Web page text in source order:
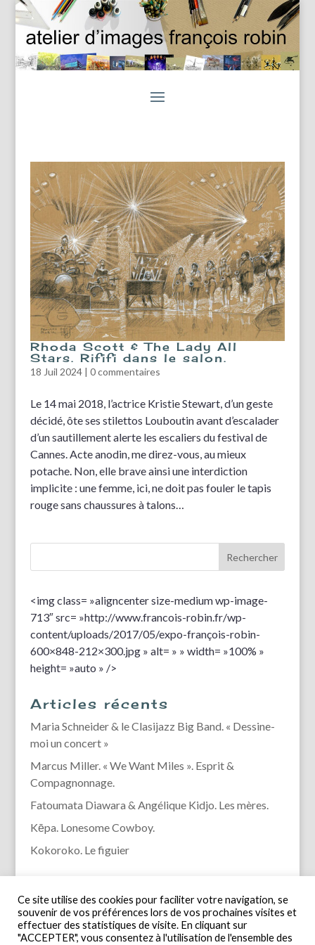
Rhoda Scott & The Lady All
Stars. Rififi dans le salon.
18 Juil 2024| 0 commentaires
Le 14 mai 2018, l’actrice Kristie Stewart, d’un geste
décidé, ôte ses stilettos Louboutin avant d’escalader
d’un sautillement alerte les escaliers du festival de
Cannes. Acte anodin, me direz-vous, au mieux
potache. Non, elle brave ainsi une interdiction
implicite : une femme, ici, ne doit pas fouler le tapis
rouge sans chaussures à talons…
<img class= »aligncenter size-medium wp-image-
713″ src= »http://www.francois-robin.fr/wp-
content/uploads/2017/05/expo-françois-robin-
600×848-212×300.jpg » alt= » » width= »100% »
height= »auto » />
Articles récents
Maria Schneider & le Clasijazz Big Band. « Dessine-
moi un concert »
Marcus Miller. « We Want Miles ». Esprit &
Compagnonnage.
Fatoumata Diawara & Angélique Kidjo. Les mères.
Kēpa. Lonesome Cowboy.
Kokoroko. Le figuier
Ce site utilise des cookies pour faciliter votre navigation, se
souvenir de vos préférences lors de vos prochaines visites et
effectuer des statistiques de visite. En cliquant sur
"ACCEPTER", vous consentez à l'utilisation de l'ensemble des